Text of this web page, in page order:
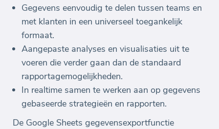
Gegevens eenvoudig te delen tussen teams en
met klanten in een universeel toegankelijk
formaat.
Aangepaste analyses en visualisaties uit te
voeren die verder gaan dan de standaard
rapportagemogelijkheden.
In realtime samen te werken aan op gegevens
gebaseerde strategieën en rapporten.
De Google Sheets gegevensexportfunctie